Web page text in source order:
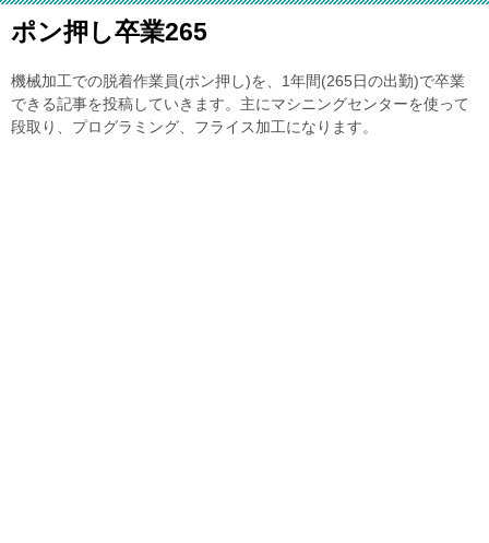
ポン押し卒業265
機械加工での脱着作業員(ポン押し)を、1年間(265日の出勤)で卒業
できる記事を投稿していきます。主にマシニングセンターを使って
段取り、プログラミング、フライス加工になります。